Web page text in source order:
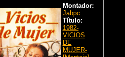
Montador:
Jabpc
Título:
1982-
VICIOS
DE
MUJER-